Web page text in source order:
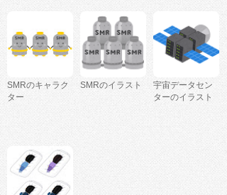
SMRのキャラク
ター
SMRのイラスト
宇宙データセン
ターのイラスト